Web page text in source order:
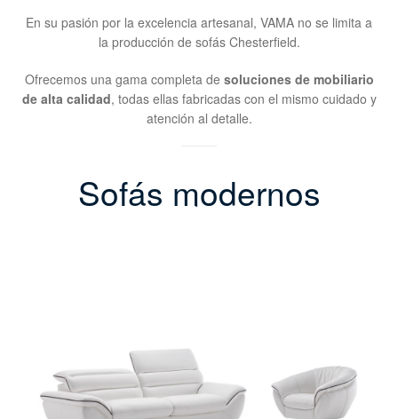
En su pasión por la excelencia artesanal, VAMA no se limita a
la producción de sofás Chesterfield.
Ofrecemos una gama completa de soluciones de mobiliario
de alta calidad, todas ellas fabricadas con el mismo cuidado y
atención al detalle.
Sofás modernos